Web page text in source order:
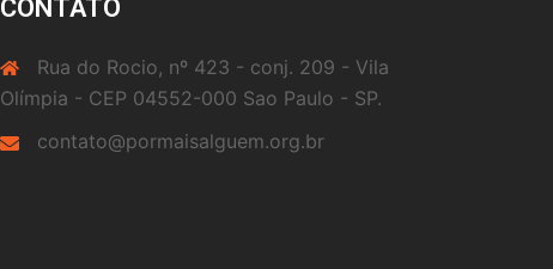
CONTATO
Rua do Rocio, nº 423 - conj. 209 - Vila
Olímpia - CEP 04552-000 Sao Paulo - SP.
contato@pormaisalguem.org.br